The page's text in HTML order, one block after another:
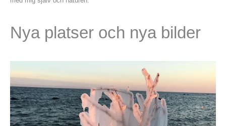
Nya platser och nya bilder